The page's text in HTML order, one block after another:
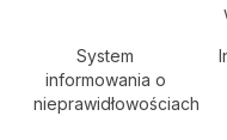
System
informowania o
nieprawidłowościach